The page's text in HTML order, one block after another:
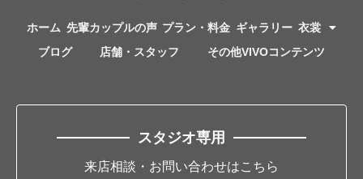
ホーム 先輩カップルの声 プラン・料金 ギャラリー 衣裳
ブログ
店舗・スタッフ その他VIVOコンテンツ
スタジオ専用
来店相談・お問い合わせはこちら